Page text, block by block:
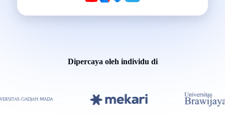
Dipercaya oleh individu di